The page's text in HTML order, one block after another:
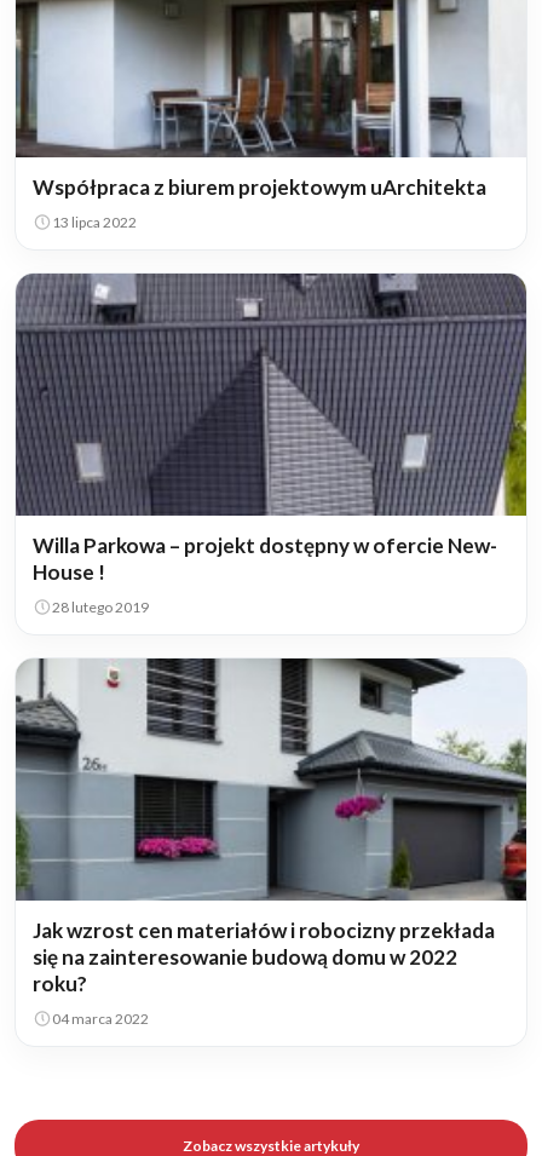
Współpraca z biurem projektowym uArchitekta
13 lipca 2022
Willa Parkowa – projekt dostępny w ofercie New-
House !
28 lutego 2019
Jak wzrost cen materiałów i robocizny przekłada
się na zainteresowanie budową domu w 2022
roku?
04 marca 2022
Zobacz wszystkie artykuły